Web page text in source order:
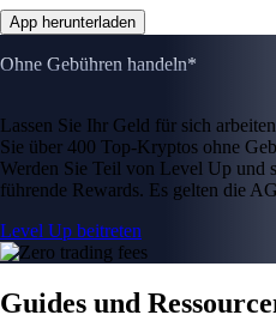
App herunterladen
Ohne Gebühren handeln*
Lassen Sie Ihr Geld für sich
Sie über 400 Top-Kryptos ohne
Werden Sie Teil von Level Up und
führende Rewards. Es gelten die
Level Up beitreten
Guides und